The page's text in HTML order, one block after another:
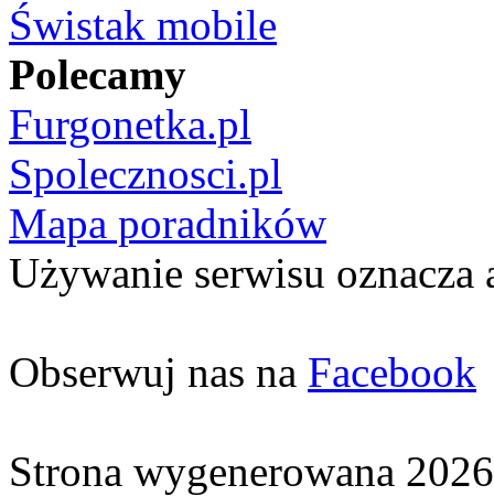
Świstak mobile
Polecamy
Furgonetka.pl
Spolecznosci.pl
Mapa poradników
Używanie serwisu oznacza
Obserwuj nas na Facebook
Strona wygenerowana